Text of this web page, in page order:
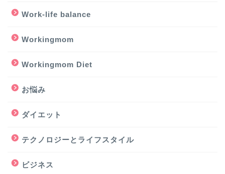
Work-life balance
Workingmom
Workingmom Diet
お悩み
ダイエット
テクノロジーとライフスタイル
ビジネス